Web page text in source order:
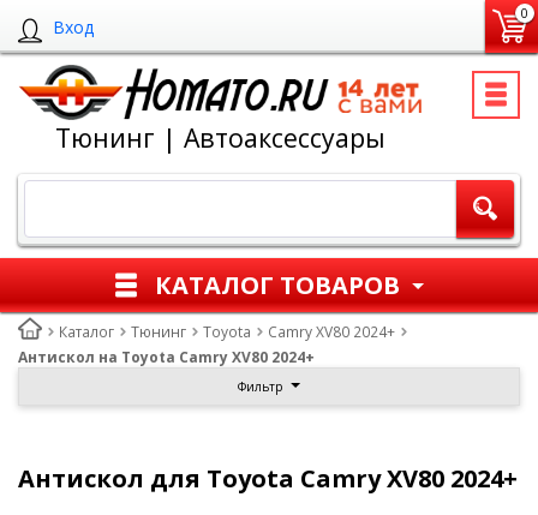
Вход
0
Тюнинг | Автоаксессуары
КАТАЛОГ ТОВАРОВ
Каталог Тюнинг Toyota
Camry XV80 2024+
Антискол на Toyota Camry XV80 2024+
Фильтр
Антискол для Toyota Camry XV80 2024+